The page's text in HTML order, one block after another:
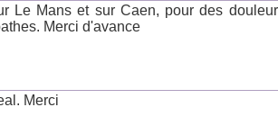
Le Mans et sur Caen, pour des
Merci d'avance
Merci